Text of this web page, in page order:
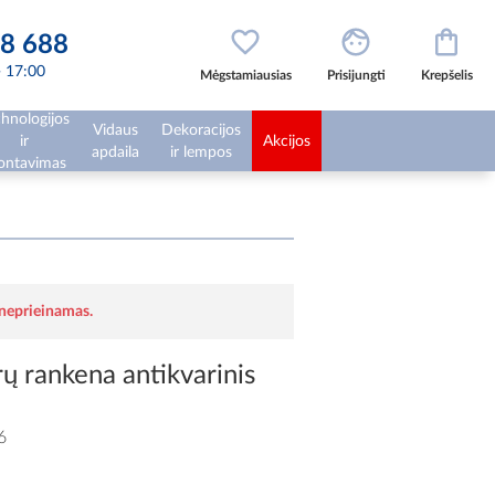
688
17:00 Mėgstamiausias Prisijungti Krepšelis
ir
Vidaus
apdaila
Dekoracijos
ir lempos
Akcijos
rankena antikvarinis